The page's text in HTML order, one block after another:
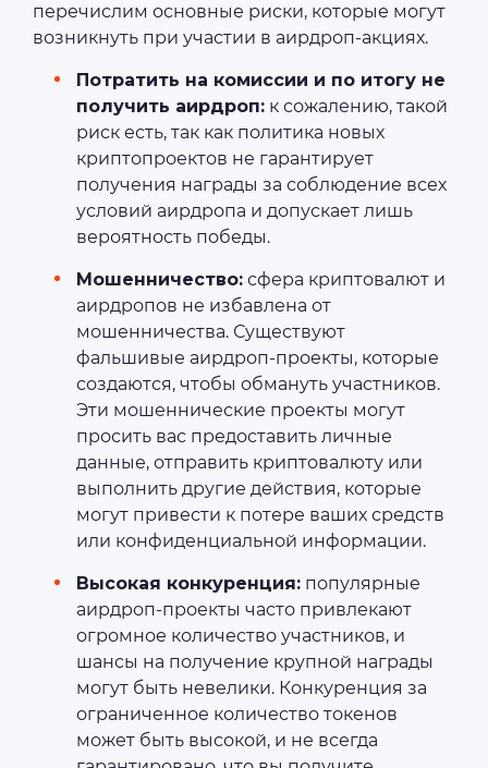
перечислим основные риски, которые могут
возникнуть при участии в аирдроп-акциях.
Потратить на комиссии и по итогу не
получить аирдроп: к сожалению, такой
риск есть, так как политика новых
криптопроектов не гарантирует
получения награды за соблюдение всех
условий аирдропа и допускает лишь
вероятность победы.
Мошенничество: сфера криптовалют и
аирдропов не избавлена от
мошенничества. Существуют
фальшивые аирдроп-проекты, которые
создаются, чтобы обмануть участников.
Эти мошеннические проекты могут
просить вас предоставить личные
данные, отправить криптовалюту или
выполнить другие действия, которые
могут привести к потере ваших средств
или конфиденциальной информации.
Высокая конкуренция: популярные
аирдроп-проекты часто привлекают
огромное количество участников, и
шансы на получение крупной награды
могут быть невелики. Конкуренция за
ограниченное количество токенов
может быть высокой, и не всегда